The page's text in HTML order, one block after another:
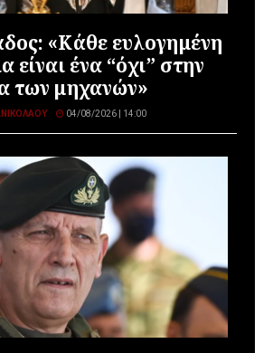
«Κάθε ευλογημένη
είναι ένα “όχι” στην
των μηχανών»
04/08/2026 | 14:00